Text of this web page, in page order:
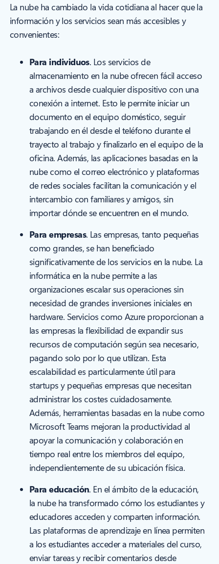
La nube ha cambiado la vida cotidiana al hacer que la
información y los servicios sean más accesibles y
convenientes:
Para individuos. Los servicios de
almacenamiento en la nube ofrecen fácil acceso
a archivos desde cualquier dispositivo con una
conexión a internet. Esto le permite iniciar un
documento en el equipo doméstico, seguir
trabajando en él desde el teléfono durante el
trayecto al trabajo y finalizarlo en el equipo de la
oficina. Además, las aplicaciones basadas en la
nube como el correo electrónico y plataformas
de redes sociales facilitan la comunicación y el
intercambio con familiares y amigos, sin
importar dónde se encuentren en el mundo.
Para empresas. Las empresas, tanto pequeñas
como grandes, se han beneficiado
significativamente de los servicios en la nube. La
informática en la nube permite a las
organizaciones escalar sus operaciones sin
necesidad de grandes inversiones iniciales en
hardware. Servicios como Azure proporcionan a
las empresas la flexibilidad de expandir sus
recursos de computación según sea necesario,
pagando solo por lo que utilizan. Esta
escalabilidad es particularmente útil para
startups y pequeñas empresas que necesitan
administrar los costes cuidadosamente.
Además, herramientas basadas en la nube como
Microsoft Teams mejoran la productividad al
apoyar la comunicación y colaboración en
tiempo real entre los miembros del equipo,
independientemente de su ubicación física.
Para educación. En el ámbito de la educación,
la nube ha transformado cómo los estudiantes y
educadores acceden y comparten información.
Las plataformas de aprendizaje en línea permiten
a los estudiantes acceder a materiales del curso,
enviar tareas y recibir comentarios desde